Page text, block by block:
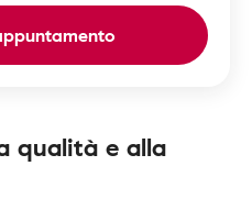
qualità e alla